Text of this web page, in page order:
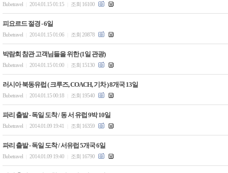
Bubetravel 2014.01.15 01:15 조회 16100
피요르드 절경 - 6일
Bubetravel 2014.01.15 01:06 조회 20878
박람회 참관 고객님들을 위한 (1일 관광)
Bubetravel 2014.01.15 01:00 조회 15130
러시아 북동유럽 ( 크루즈, COACH, 기차 ) 8개국 13일
Bubetravel 2014.01.15 00:18 조회 19540
파리 출발 - 독일 도착 / 동 서 유럽 9박 10일
Bubetravel 2014.01.09 19:41 조회 16359
파리 출발 - 독일 도착 / 서유럽 5개국 6일
Bubetravel 2014.01.09 19:40 조회 16790